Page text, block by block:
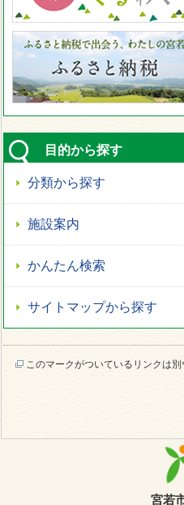
目的から探す
分類から探す
施設案内
かんたん検索
サイトマップから探す
このマークがついているリンクは
宮若